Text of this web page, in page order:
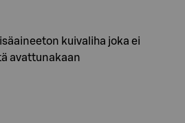
kuivaliha joka ei
avattunakaan